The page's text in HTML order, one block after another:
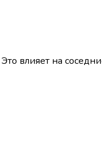
влияет на